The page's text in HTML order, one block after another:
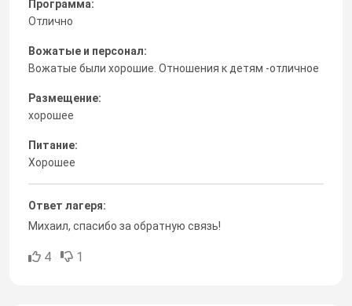
Программа:
Отлично
Вожатые и персонал:
Вожатые были хорошие. Отношения к детям -отличное
Размещение:
хорошее
Питание:
Хорошее
Ответ лагеря:
Михаил, спасибо за обратную связь!
4 1